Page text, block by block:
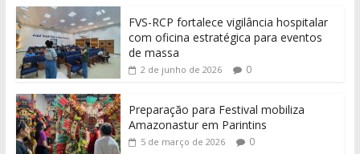
FVS-RCP fortalece vigilância hospitalar
com oficina estratégica para eventos
de massa
2 de junho de 2026 0
Preparação para Festival mobiliza
Amazonastur em Parintins
5 de março de 2026 0